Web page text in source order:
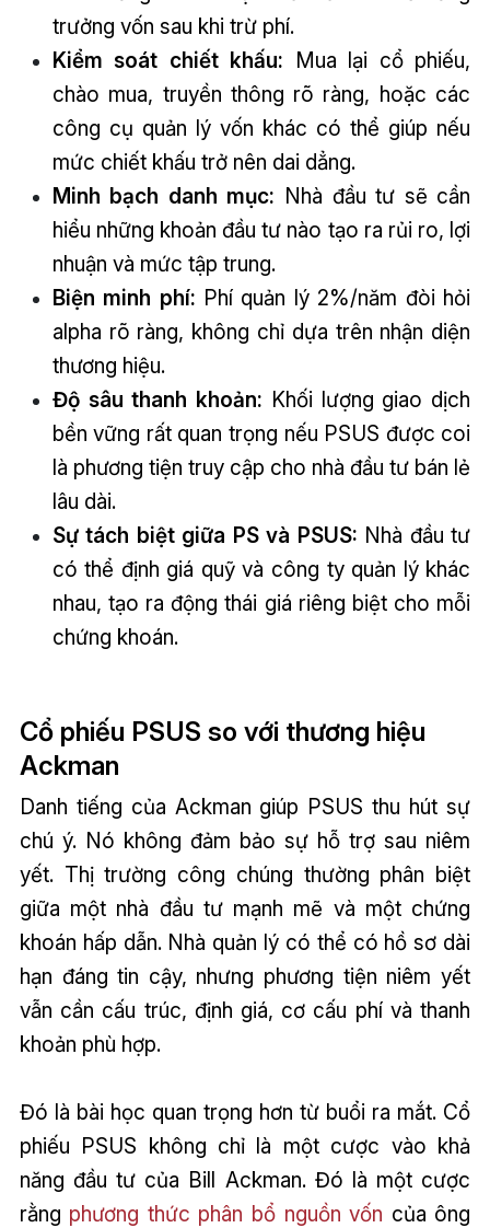
trưởng vốn sau khi trừ phí.
Kiểm soát chiết khấu: Mua lại cổ phiếu,
chào mua, truyền thông rõ ràng, hoặc các
công cụ quản lý vốn khác có thể giúp nếu
mức chiết khấu trở nên dai dẳng.
Minh bạch danh mục: Nhà đầu tư sẽ cần
hiểu những khoản đầu tư nào tạo ra rủi ro, lợi
nhuận và mức tập trung.
Biện minh phí: Phí quản lý 2%/năm đòi hỏi
alpha rõ ràng, không chỉ dựa trên nhận diện
thương hiệu.
Độ sâu thanh khoản: Khối lượng giao dịch
bền vững rất quan trọng nếu PSUS được coi
là phương tiện truy cập cho nhà đầu tư bán lẻ
lâu dài.
Sự tách biệt giữa PS và PSUS: Nhà đầu tư
có thể định giá quỹ và công ty quản lý khác
nhau, tạo ra động thái giá riêng biệt cho mỗi
chứng khoán.
Cổ phiếu PSUS so với thương hiệu
Ackman
Danh tiếng của Ackman giúp PSUS thu hút sự
chú ý. Nó không đảm bảo sự hỗ trợ sau niêm
yết. Thị trường công chúng thường phân biệt
giữa một nhà đầu tư mạnh mẽ và một chứng
khoán hấp dẫn. Nhà quản lý có thể có hồ sơ dài
hạn đáng tin cậy, nhưng phương tiện niêm yết
vẫn cần cấu trúc, định giá, cơ cấu phí và thanh
khoản phù hợp.
Đó là bài học quan trọng hơn từ buổi ra mắt. Cổ
phiếu PSUS không chỉ là một cược vào khả
năng đầu tư của Bill Ackman. Đó là một cược
rằng phương thức phân bổ nguồn vốn của ông